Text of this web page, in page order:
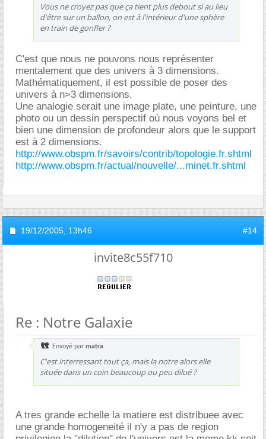
Vous ne croyez pas que ça tient plus debout si au lieu
d'être sur un ballon, on est à l'intérieur d'une sphère
en train de gonfler ?
C'est que nous ne pouvons nous représenter
mentalement que des univers à 3 dimensions.
Mathématiquement, il est possible de poser des
univers à n>3 dimensions.
Une analogie serait une image plate, une peinture, une
photo ou un dessin perspectif où nous voyons bel et
bien une dimension de profondeur alors que le support
est à 2 dimensions.
http://www.obspm.fr/savoirs/contrib/topologie.fr.shtml
http://www.obspm.fr/actual/nouvelle/...minet.fr.shtml
19/12/2005, 13h46 #14
invite8c55f710
Re : Notre Galaxie
Envoyé par matra
C'est interressant tout ça, mais la notre alors elle
située dans un coin beaucoup ou peu dilué ?
A tres grande echelle la matiere est distribuee avec
une grande homogeneité il n'y a pas de region